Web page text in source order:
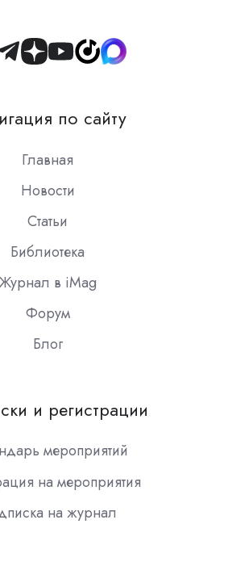
Join
Slack
по сайту
Главная
Новости
Статьи
Библиотека
в iMag
Форум
Блог
и регистрации
мероприятий
на мероприятия
на журнал